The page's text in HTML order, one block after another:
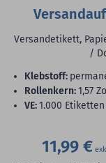
Versandetikett,
/
Klebstoff:
Rollenkern:1,57
VE:1.000
11,99 €